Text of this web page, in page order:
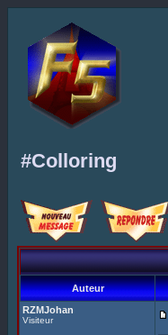
#Colloring
Auteur
RZMJohan
Visiteur